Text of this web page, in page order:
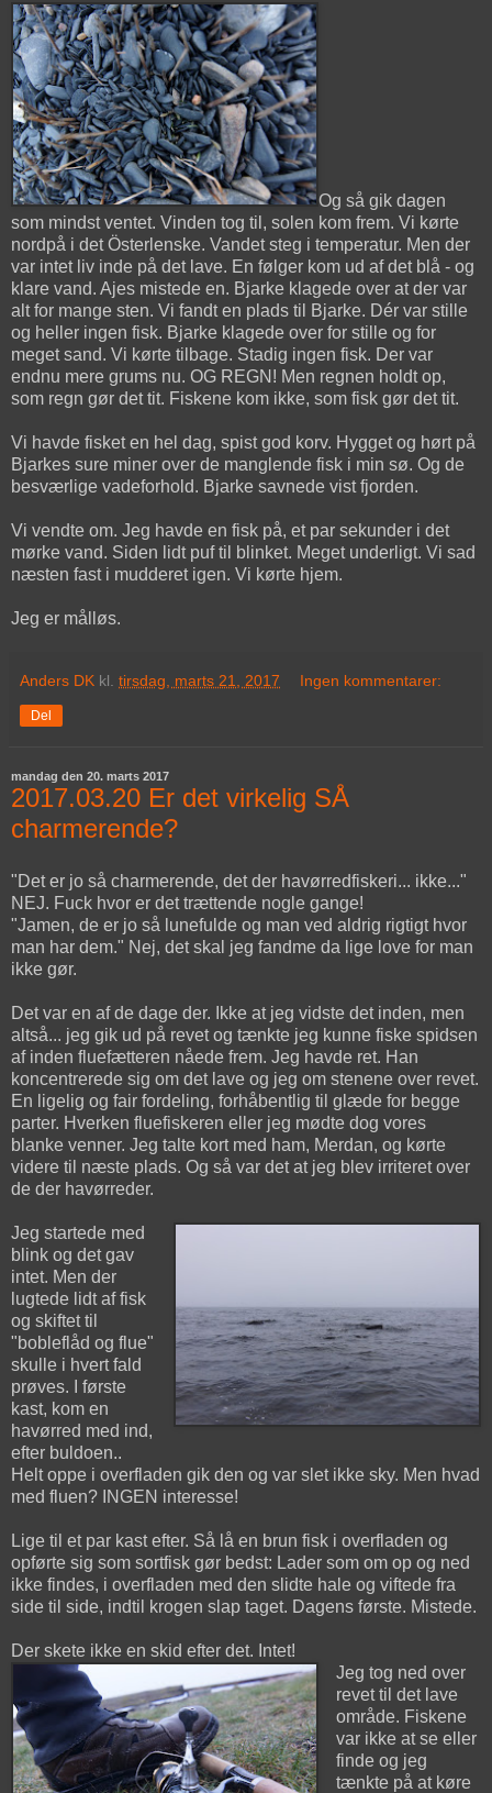
Og så gik dagen
som mindst ventet. Vinden tog til, solen kom frem. Vi kørte
nordpå i det Österlenske. Vandet steg i temperatur. Men der
var intet liv inde på det lave. En følger kom ud af det blå - og
klare vand. Ajes mistede en. Bjarke klagede over at der var
alt for mange sten. Vi fandt en plads til Bjarke. Dér var stille
og heller ingen fisk. Bjarke klagede over for stille og for
meget sand. Vi kørte tilbage. Stadig ingen fisk. Der var
endnu mere grums nu. OG REGN! Men regnen holdt op,
som regn gør det tit. Fiskene kom ikke, som fisk gør det tit.
Vi havde fisket en hel dag, spist god korv. Hygget og hørt på
Bjarkes sure miner over de manglende fisk i min sø. Og de
besværlige vadeforhold. Bjarke savnede vist fjorden.
Vi vendte om. Jeg havde en fisk på, et par sekunder i det
mørke vand. Siden lidt puf til blinket. Meget underligt. Vi sad
næsten fast i mudderet igen. Vi kørte hjem.
Jeg er målløs.
Anders DK kl. tirsdag, marts 21, 2017 Ingen kommentarer:
Del
mandag den 20. marts 2017
2017.03.20 Er det virkelig SÅ
charmerende?
"Det er jo så charmerende, det der havørredfiskeri... ikke..."
NEJ. Fuck hvor er det trættende nogle gange!
"Jamen, de er jo så lunefulde og man ved aldrig rigtigt hvor
man har dem." Nej, det skal jeg fandme da lige love for man
ikke gør.
Det var en af de dage der. Ikke at jeg vidste det inden, men
altså... jeg gik ud på revet og tænkte jeg kunne fiske spidsen
af inden fluefætteren nåede frem. Jeg havde ret. Han
koncentrerede sig om det lave og jeg om stenene over revet.
En ligelig og fair fordeling, forhåbentlig til glæde for begge
parter. Hverken fluefiskeren eller jeg mødte dog vores
blanke venner. Jeg talte kort med ham, Merdan, og kørte
videre til næste plads. Og så var det at jeg blev irriteret over
de der havørreder.
Jeg startede med
blink og det gav
intet. Men der
lugtede lidt af fisk
og skiftet til
"bobleflåd og flue"
skulle i hvert fald
prøves. I første
kast, kom en
havørred med ind,
efter buldoen..
Helt oppe i overfladen gik den og var slet ikke sky. Men hvad
med fluen? INGEN interesse!
Lige til et par kast efter. Så lå en brun fisk i overfladen og
opførte sig som sortfisk gør bedst: Lader som om op og ned
ikke findes, i overfladen med den slidte hale og viftede fra
side til side, indtil krogen slap taget. Dagens første. Mistede.
Der skete ikke en skid efter det. Intet!
Jeg tog ned over
revet til det lave
område. Fiskene
var ikke at se eller
finde og jeg
tænkte på at køre